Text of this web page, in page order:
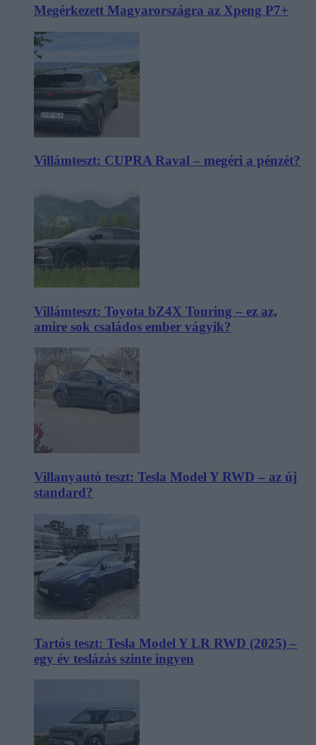
Megérkezett Magyarországra az Xpeng P7+
Villámteszt: CUPRA Raval – megéri a pénzét?
Villámteszt: Toyota bZ4X Touring – ez az,
amire sok családos ember vágyik?
Villanyautó teszt: Tesla Model Y RWD – az új
standard?
Tartós teszt: Tesla Model Y LR RWD (2025) –
egy év teslázás szinte ingyen